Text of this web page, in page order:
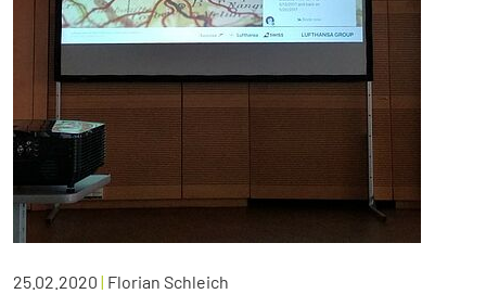
25.02.2020 | Florian Schleich